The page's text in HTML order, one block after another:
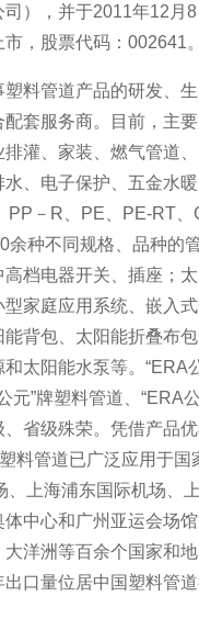
司），并于2011年12月
，股票代码：002641。
料管道产品的研发、
配套服务商。目前，主
灌、家装、燃气管道
、电子保护、五金水
PP－R、PE、PE-RT
余种不同规格、品种的
档电器开关、插座；
型家庭应用系统、嵌入
背包、太阳能折叠布
和太阳能水泵等。“ERA
元”牌塑料管道、“ERA
省级殊荣。凭借产品
塑料管道已广泛应用于
、上海浦东国际机场、
体中心和广州亚运会场
大洋洲等百余个国家和
口量位居中国塑料管道